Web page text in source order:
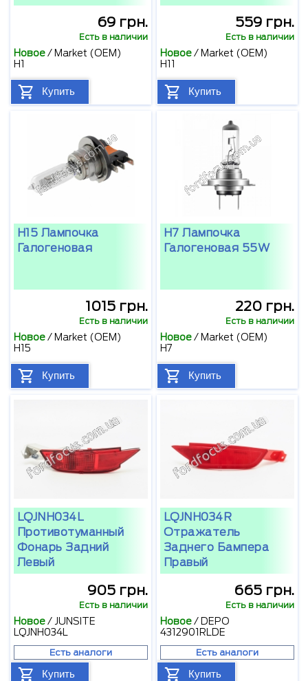
69 грн.
Есть в наличии
Новое/ Market (OEM)
H1
Купить
559 грн.
Есть в наличии
Новое/ Market (OEM)
H11
Купить
H15 Лампочка
Галогеновая
1015 грн.
Есть в наличии
Новое/ Market (OEM)
H15
Купить
H7 Лампочка
Галогеновая 55W
220 грн.
Есть в наличии
Новое/ Market (OEM)
H7
Купить
LQJNH034L
Противотуманный
Фонарь Задний
Левый
905 грн.
Есть в наличии
Новое/ JUNSITE
LQJNH034L
Есть аналоги
Купить
LQJNH034R
Отражатель
Заднего Бампера
Правый
665 грн.
Есть в наличии
Новое/ DEPO
4312901RLDE
Есть аналоги
Купить